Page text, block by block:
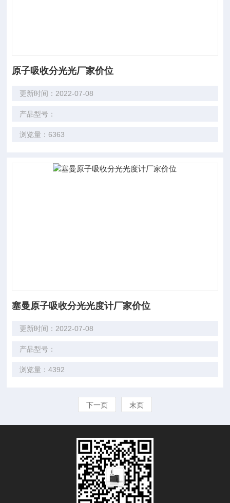
原子吸收分光光厂家价位
更新时间：2022-07-08
产品型号：
浏览量：6363
塞曼原子吸收分光光度计厂家价位
更新时间：2022-07-08
产品型号：
浏览量：4392
下一页 末页